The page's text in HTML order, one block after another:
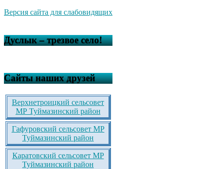
Версия сайта для слабовидящих
Дуслык – трезвое село!
Сайты наших друзей
Верхнетроицкий сельсовет
МР Туймазинский район
Гафуровский сельсовет МР
Туймазинский район
Каратовский сельсовет МР
Туймазинский район